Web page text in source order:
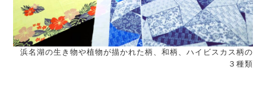
浜名湖の生き物や植物が描かれた柄、和柄、ハイビスカス柄の
３種類